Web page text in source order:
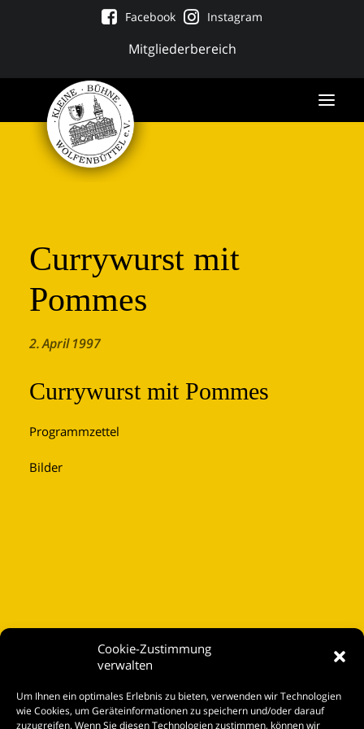
Cookie-Zustimmung
verwalten
Um Ihnen ein optimales Erlebnis zu bieten, verwenden wir Technologien
wie Cookies, um Geräteinformationen zu speichern und/oder darauf
zuzugreifen. Wenn Sie diesen Technologien zustimmen, können wir
Mitgliederbereich
Facebook Instagram
Currywurst mit
Pommes
2. April 1997
Currywurst mit Pommes
Programmzettel
Bilder
Spielplan